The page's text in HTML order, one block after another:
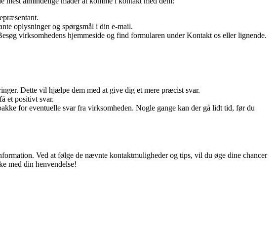
oplysninger og spørgsmål i din e-mail.
virksomhedens hjemmeside og find formularen under Kontakt os eller lignende.
Dette vil hjælpe dem med at give dig et mere præcist svar.
et positivt svar.
for eventuelle svar fra virksomheden. Nogle gange kan der gå lidt tid, før du
Ved at følge de nævnte kontaktmuligheder og tips, vil du øge dine chancer
med din henvendelse!